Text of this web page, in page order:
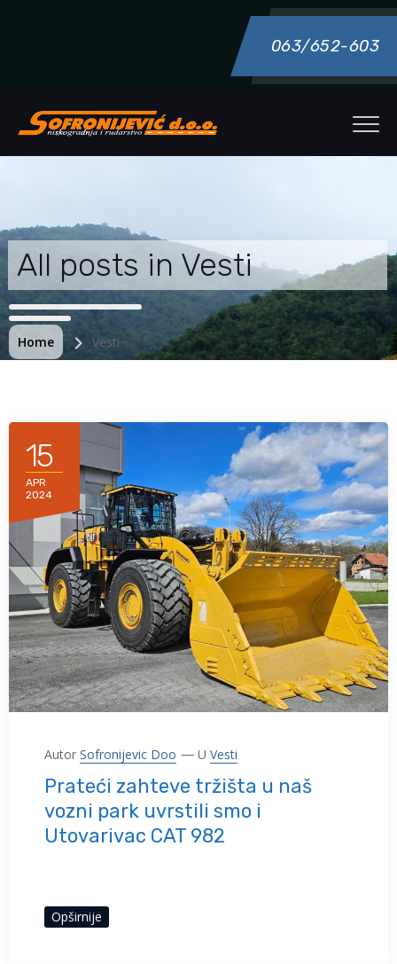
063/652-603
All posts in Vesti
Home Vesti
15
APR
2024
Autor Sofronijevic Doo U Vesti
Prateći zahteve tržišta u naš
vozni park uvrstili smo i
Utovarivac CAT 982
Opširnije